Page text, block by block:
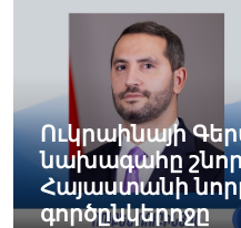
Ուկրաինայի
նախագահը
Հայաստանի
գործընկերոջը